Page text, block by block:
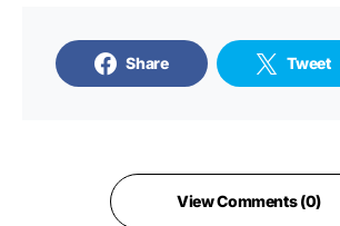
Share Tweet
View Comments (0)